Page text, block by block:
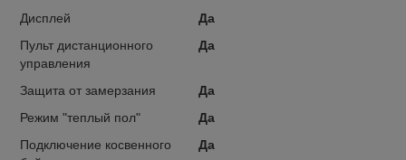
Дисплей
Да
Пульт дистанционного
управления
Да
Защита от замерзания
Да
Режим "теплый пол"
Да
Подключение косвенного
Да